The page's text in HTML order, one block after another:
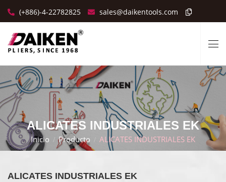
(+886)-4-22782825 sales@daikentools.com
ALICATES INDUSTRIALES EK
Inicio Producto ALICATES INDUSTRIALES EK
ALICATES INDUSTRIALES EK